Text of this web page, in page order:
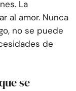
La
al amor. Nunca
no se puede
de
se